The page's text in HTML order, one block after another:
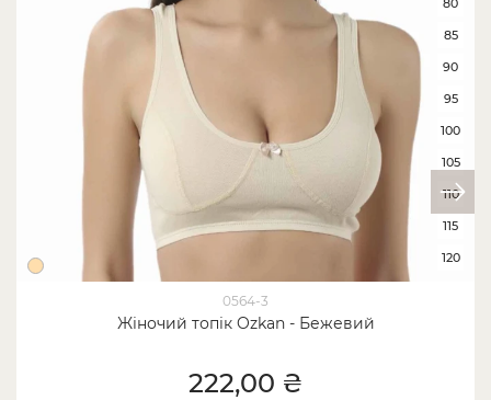
0564-3
Жіночий топік Ozkan - Бежевий
85
90
95
100
105
110
115
120
222,00 ₴